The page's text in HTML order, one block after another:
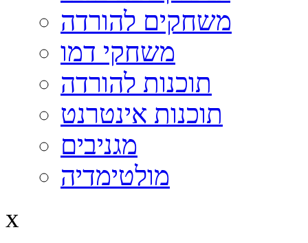
משחקים להורדה
משחקי דמו
תוכנות להורדה
תוכנות אינטרנט
מגניבים
מולטימדיה
x